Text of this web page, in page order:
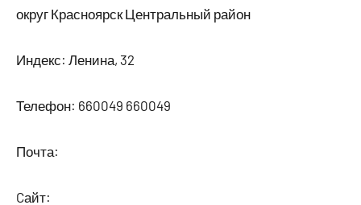
округ Красноярск Центральный район
Индекс: Ленина, 32
Телефон: 660049 660049
Почта:
Cайт: